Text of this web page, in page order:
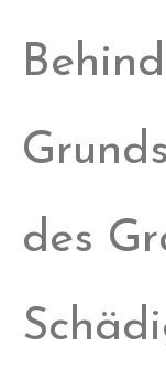
des